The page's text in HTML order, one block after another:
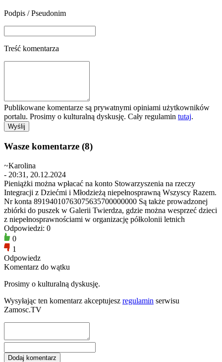
Podpis / Pseudonim
Treść komentarza
Publikowane komentarze są prywatnymi opiniami użytkowników
portalu. Prosimy o kulturalną dyskusję. Cały regulamin tutaj.
Wasze komentarze (8)
~Karolina
- 20:31, 20.12.2024
Pieniążki można wpłacać na konto Stowarzyszenia na rzeczy
Integracji z Dziećmi i Młodzieżą niepełnosprawną Wszyscy Razem.
Nr konta 89194010763075635700000000 Są także prowadzonej
zbiórki do puszek w Galerii Twierdza, gdzie można wesprzeć dzieci
z niepełnosprawnościami w organizację półkolonii letnich
Odpowiedzi: 0
0
1
Odpowiedz
Komentarz do wątku
Prosimy o kulturalną dyskusję.
Wysyłając ten komentarz akceptujesz regulamin serwisu
Zamosc.TV